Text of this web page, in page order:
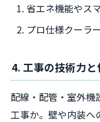
省エネ機能やス
プロ仕様クーラ
4. 工事の技術力
配線・配管・室外機
工事か。壁や内装へ